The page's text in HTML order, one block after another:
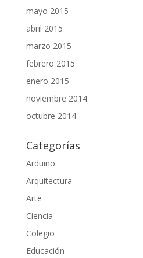
mayo 2015
abril 2015
marzo 2015
febrero 2015
enero 2015
noviembre 2014
octubre 2014
Categorías
Arduino
Arquitectura
Arte
Ciencia
Colegio
Educación